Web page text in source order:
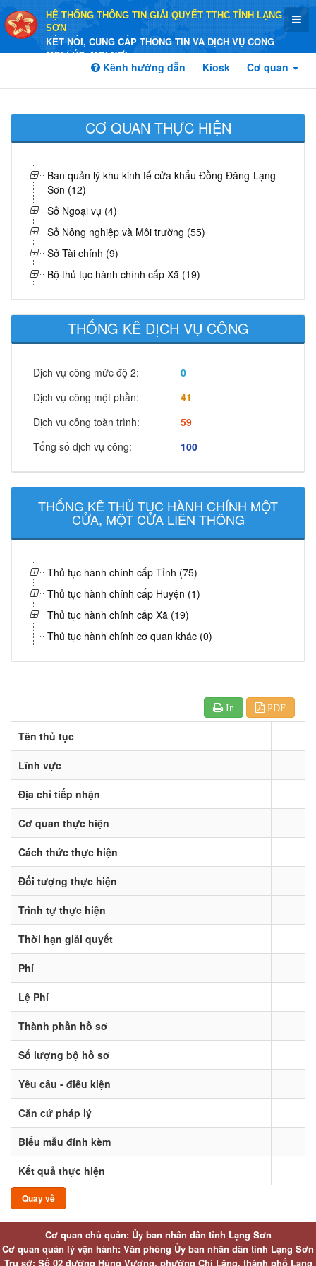
HỆ THỐNG THÔNG TIN GIẢI QUYẾT TTHC TỈNH LẠNG
SƠN
KẾT NỐI, CUNG CẤP THÔNG TIN VÀ DỊCH VỤ CÔNG
MỌI LÚC, MỌI NƠI
Kênh hướng dẫn Kiosk Cơ quan
CƠ QUAN THỰC HIỆN
Ban quản lý khu kinh tế cửa khẩu Đồng Đăng-Lạng
Sơn (12)
Sở Ngoại vụ (4)
Sở Nông nghiệp và Môi trường (55)
Sở Tài chính (9)
Bộ thủ tục hành chính cấp Xã (19)
THỐNG KÊ DỊCH VỤ CÔNG
Dịch vụ công mức độ 2:
0
Dịch vụ công một phần:
41
Dịch vụ công toàn trình:
59
Tổng số dịch vụ công:
100
THỐNG KÊ THỦ TỤC HÀNH CHÍNH MỘT
CỬA, MỘT CỬA LIÊN THÔNG
Thủ tục hành chính cấp Tỉnh (75)
Thủ tục hành chính cấp Huyện (1)
Thủ tục hành chính cấp Xã (19)
Thủ tục hành chính cơ quan khác (0)
In PDF
Tên thủ tục
Lĩnh vực
Địa chỉ tiếp nhận
Cơ quan thực hiện
Cách thức thực hiện
Đối tượng thực hiện
Trình tự thực hiện
Thời hạn giải quyết
Phí
Lệ Phí
Thành phần hồ sơ
Số lượng bộ hồ sơ
Yêu cầu - điều kiện
Căn cứ pháp lý
Biểu mẫu đính kèm
Kết quả thực hiện
Quay về
Cơ quan chủ quản: Ủy ban nhân dân tỉnh Lạng Sơn
Cơ quan quản lý vận hành: Văn phòng Ủy ban nhân dân tỉnh Lạng Sơn
Trụ sở: Số 02 đường Hùng Vương, phường Chi Lăng, thành phố Lạng